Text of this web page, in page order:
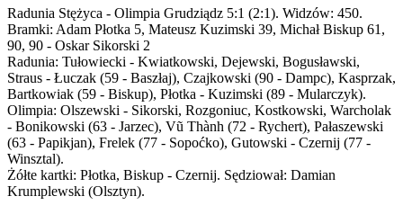
Radunia Stężyca - Olimpia Grudziądz 5:1 (2:1). Widzów: 450.
Bramki: Adam Płotka 5, Mateusz Kuzimski 39, Michał Biskup 61,
90, 90 - Oskar Sikorski 2
Radunia: Tułowiecki - Kwiatkowski, Dejewski, Bogusławski,
Straus - Łuczak (59 - Baszłaj), Czajkowski (90 - Dampc), Kasprzak,
Bartkowiak (59 - Biskup), Płotka - Kuzimski (89 - Mularczyk).
Olimpia: Olszewski - Sikorski, Rozgoniuc, Kostkowski, Warcholak
- Bonikowski (63 - Jarzec), Vũ Thành (72 - Rychert), Pałaszewski
(63 - Papikjan), Frelek (77 - Sopoćko), Gutowski - Czernij (77 -
Winsztal).
Żółte kartki: Płotka, Biskup - Czernij. Sędziował: Damian
Krumplewski (Olsztyn).